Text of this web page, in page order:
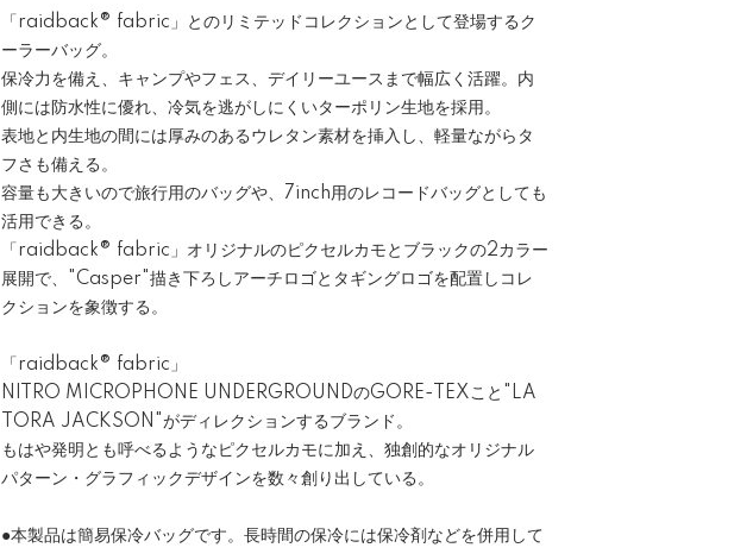
「raidback® fabric」とのリミテッドコレクションとして登場するク
ーラーバッグ。
保冷力を備え、キャンプやフェス、デイリーユースまで幅広く活躍。内
側には防水性に優れ、冷気を逃がしにくいターポリン生地を採用。
表地と内生地の間には厚みのあるウレタン素材を挿入し、軽量ながらタ
フさも備える。
容量も大きいので旅行用のバッグや、7inch用のレコードバッグとしても
活用できる。
「raidback® fabric」オリジナルのピクセルカモとブラックの2カラー
展開で、"Casper"描き下ろしアーチロゴとタギングロゴを配置しコレ
クションを象徴する。
「raidback®︎ fabric」
NITRO MICROPHONE UNDERGROUNDのGORE-TEXこと"LA
TORA JACKSON"がディレクションするブランド。
もはや発明とも呼べるようなピクセルカモに加え、独創的なオリジナル
パターン・グラフィックデザインを数々創り出している。
●本製品は簡易保冷バッグです。長時間の保冷には保冷剤などを併用して